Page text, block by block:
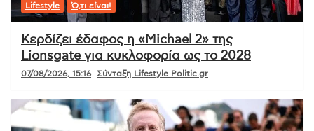
Lifestyle Ό,τι είναι!
Κερδίζει έδαφος η «Michael 2» της
Lionsgate για κυκλοφορία ως το 2028
07/08/2026, 15:16 Σύνταξη Lifestyle Politic.gr